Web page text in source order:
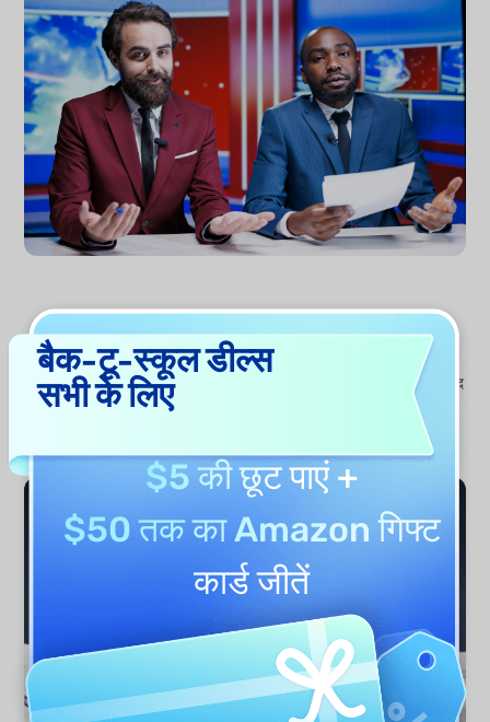
कई इंडस्ट्रीज के लिए व्यापक कवरेज
राजनीति और फाइनेंस से लेकर टेक्नोलॉजी, संस्कृति, हेल्थकेयर, खेल और एंटरटेनमेंट
तक, UPDF AI अलग-अलग समाचार विषयों और एडिटोरियल स्टाइल के अनुसार खुद
को ढालता है। चाहे आप ब्रेकिंग इवेंट्स, मार्केट एनालिसिस, पब्लिक अफेयर्स या
सांस्कृतिक ट्रेंड्स कवर कर रहे हों, यह हर डोमेन के लिए प्रासंगिक और अच्छी तरह
संरचित लेख जनरेट करने में मदद करता है।
बैक-टू-स्कूल डील्स
सभी के लिए
$5 की छूटपाएं +
$50 तक का Amazon गिफ्ट
कार्डजीतें